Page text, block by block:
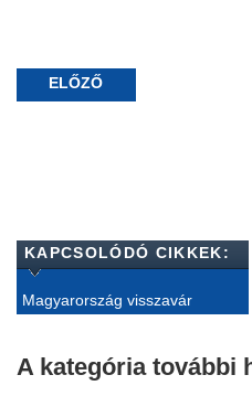
ELŐZŐ
KAPCSOLÓDÓ CIKKEK:
Magyarország visszavár
A kategória további